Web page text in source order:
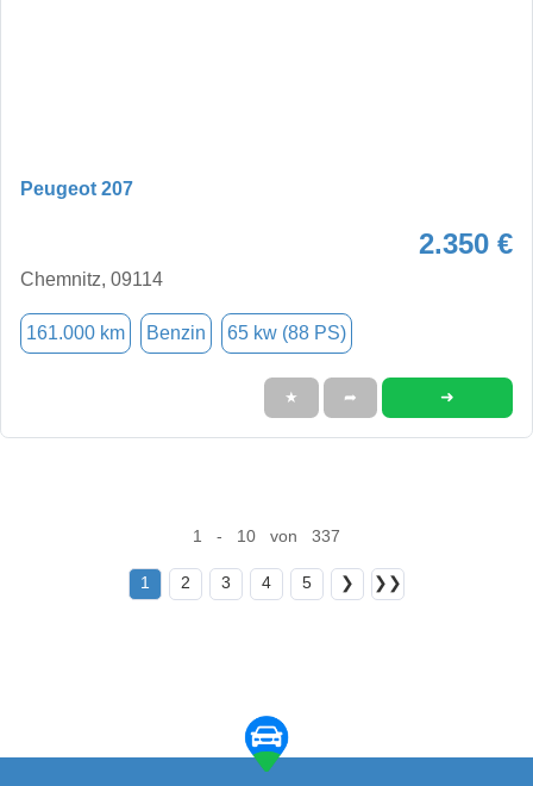
Peugeot 207
2.350 €
Chemnitz, 09114
161.000 km Benzin 65 kw (88 PS)
★ ➦ ➜
1 - 10 von 337
1 2 3 4 5 ❯ ❯❯